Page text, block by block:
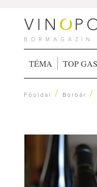
BORMAGAZIN
TÉMA TOP
Főoldal / Borbár /